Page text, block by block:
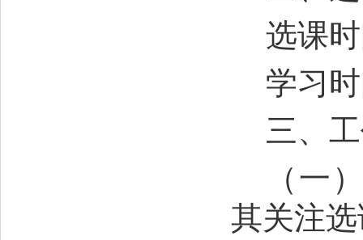
选课
学习
三、
（一
其关注